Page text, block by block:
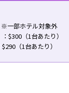
一部ホテル対象外
$300（1台あたり）
（1台あたり）